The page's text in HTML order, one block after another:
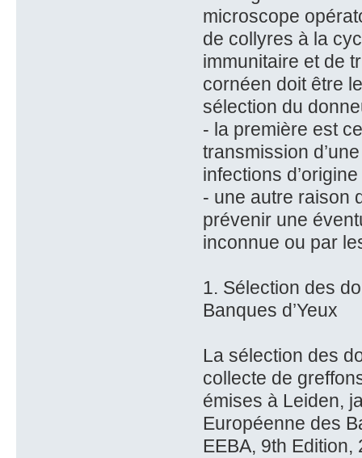
microscope
de collyres à la
immunitaire et de
cornéen doit être
sélection du
- la première est
transmission
infections
- une autre raison
prévenir une
inconnue ou par
1. Sélection des
Banques d’Yeux
La sélection des
collecte de
émises à Leiden,
Européenne des
EEBA, 9th Edition,